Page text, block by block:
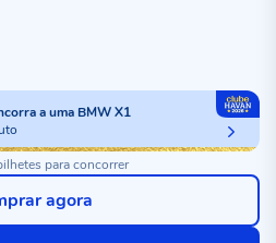
a uma BMW X1
para concorrer
agora